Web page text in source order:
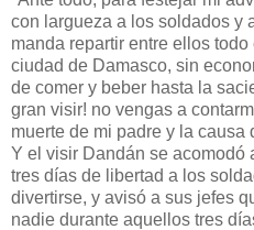
con largueza a los soldados y
manda repartir entre ellos
ciudad de Damasco, sin
de comer y beber hasta la
gran visir! no vengas a
muerte de mi padre y la causa
Y el visir Dandán se acomodó
tres días de libertad a los
divertirse, y avisó a sus jefes
nadie durante aquellos tres